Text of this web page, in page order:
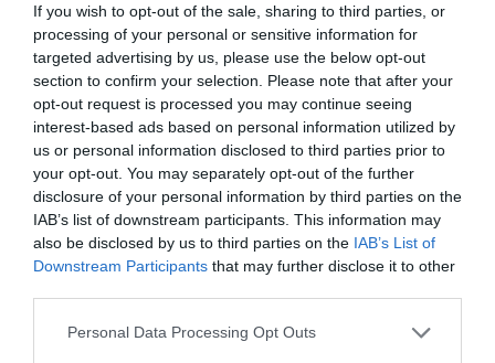
If you wish to opt-out of the sale, sharing to third parties, or
processing of your personal or sensitive information for
targeted advertising by us, please use the below opt-out
section to confirm your selection. Please note that after your
opt-out request is processed you may continue seeing
interest-based ads based on personal information utilized by
us or personal information disclosed to third parties prior to
your opt-out. You may separately opt-out of the further
disclosure of your personal information by third parties on the
IAB’s list of downstream participants. This information may
also be disclosed by us to third parties on the IAB’s List of
Downstream Participants that may further disclose it to other
Please note that this website/app uses one or more Google
Personal Data Processing Opt Outs
EGY ELSÜLLYEDT HAJÓ
TEXTILJEI ÚJRA ÖSSZEÁLLTAK:
NEM MINDENKI MENEKÜLT
POMPEJIBEN: LEHET, HOGY
SEGÍTENI PRÓBÁLT